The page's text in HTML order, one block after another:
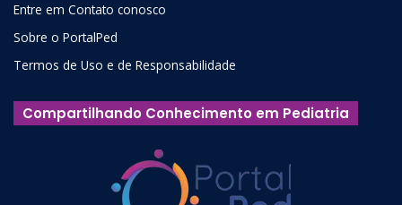
Entre em Contato conosco
Sobre o PortalPed
Termos de Uso e de Responsabilidade
Compartilhando Conhecimento em Pediatria